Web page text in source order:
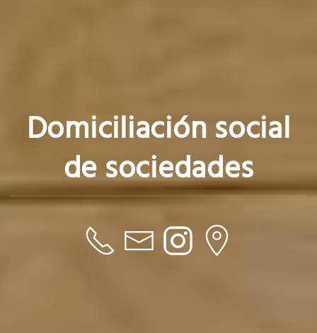
Domiciliación social
de sociedades